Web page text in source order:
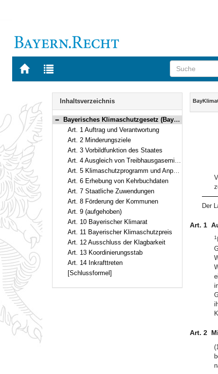
Zur
BAYERN.RECHT
Zur
letzten
Navigation
Inhaltsverzeichnis
Bereich reduzieren
Bayerisches Klimaschutzgesetz (BayKlimaG) Vom 23. November 2020 (GVBl. S. 598, 656) BayRS 2129-5-1-U (Art. 1–14)
Art. 1 Auftrag und Verantwortung
Art. 2 Minderungsziele
Art. 3 Vorbildfunktion des Staates
Art. 4 Ausgleich von Treibhausgasemissionen
Art. 5 Klimaschutzprogramm und Anpassungsstrategie
Art. 6 Erhebung von Kehrbuchdaten
Art. 7 Staatliche Zuwendungen
Art. 8 Förderung der Kommunen
Art. 9 (aufgehoben)
Art. 10 Bayerischer Klimarat
Art. 11 Bayerischer Klimaschutzpreis
Art. 12 Ausschluss der Klagbarkeit
Art. 13 Koordinierungsstab
Art. 14 Inkrafttreten
[Schlussformel]
Inhalt
Der
Art. 1
1
Art. 2